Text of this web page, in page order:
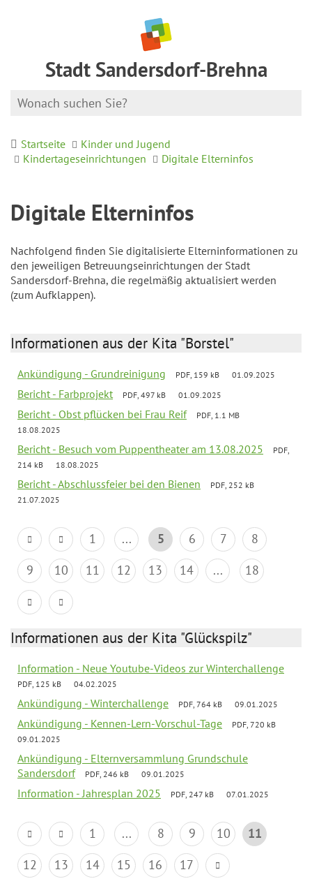
Stadt Sandersdorf-Brehna
Startseite
Kinder und Jugend
Kindertageseinrichtungen
Digitale Elterninfos
Digitale Elterninfos
Nachfolgend finden Sie digitalisierte Elterninformationen zu
den jeweiligen Betreuungseinrichtungen der Stadt
Sandersdorf-Brehna, die regelmäßig aktualisiert werden
(zum Aufklappen).
Informationen aus der Kita "Borstel"
Ankündigung - Grundreinigung PDF, 159 kB 01.09.2025
Bericht - Farbprojekt PDF, 497 kB 01.09.2025
Bericht - Obst pflücken bei Frau Reif
PDF, 1.1 MB
18.08.2025
Bericht - Besuch vom Puppentheater am 13.08.2025
PDF,
214 kB
18.08.2025
Bericht - Abschlussfeier bei den Bienen
PDF, 252 kB
21.07.2025
1 ... 5 6 7
8
9
10 11 12 13 14 ... 18
Informationen aus der Kita "Glückspilz"
Information - Neue Youtube-Videos zur Winterchallenge
PDF, 125 kB 04.02.2025
Ankündigung - Winterchallenge PDF, 764 kB 09.01.2025
Ankündigung - Kennen-Lern-Vorschul-Tage
PDF, 720 kB
09.01.2025
Ankündigung - Elternversammlung Grundschule
Sandersdorf
PDF, 246 kB 09.01.2025
Information - Jahresplan 2025 PDF, 247 kB 07.01.2025
1 ... 8 9 10
11
12
13 14 15 16 17